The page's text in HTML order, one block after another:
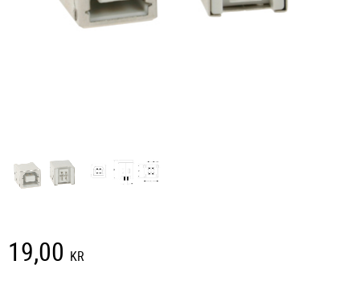
19,00 KR